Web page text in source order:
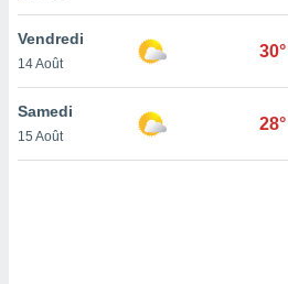
de
Vendredi
14 Août
30°
Samedi
15 Août
28°